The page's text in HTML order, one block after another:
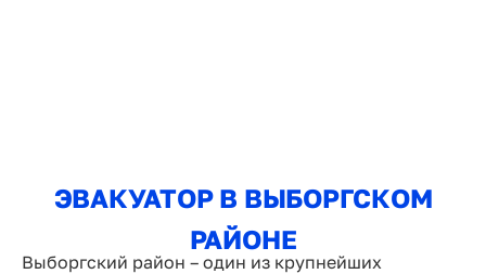
ЭВАКУАТОР В ВЫБОРГСКОМ
РАЙОНЕ
Выборгский район – один из крупнейших